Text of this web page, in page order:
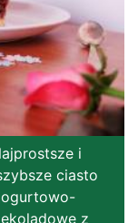
i
ciasto
z